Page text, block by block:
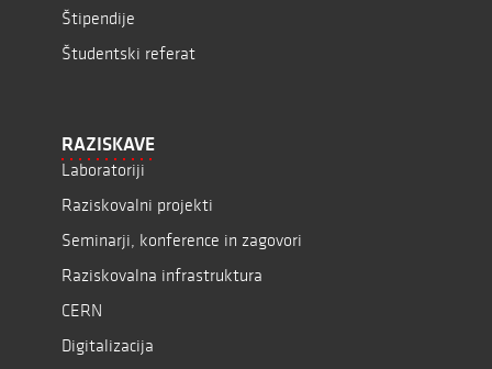
Štipendije
Študentski referat
RAZISKAVE
Laboratoriji
Raziskovalni projekti
Seminarji, konference in zagovori
Raziskovalna infrastruktura
CERN
Digitalizacija